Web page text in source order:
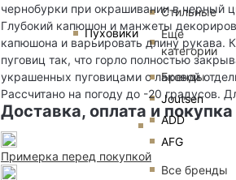
Пуховики
Стильные
Еще
категории
Бренды
Joutsen
ADD
AFG
Все бренды
чернобурки при окрашивании в черный
Глубокий капюшон и манжеты
капюшона и варьировать длину рукава.
пуговиц так, что горло полностью
украшенных пуговицами с лаковой
Рассчитано на погоду до -20 градусов.
Доставка, оплата и
Примерка перед покупкой